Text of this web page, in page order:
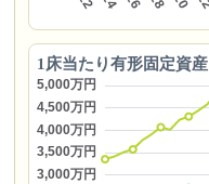
1床当たり有形固定資産